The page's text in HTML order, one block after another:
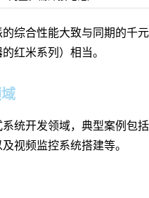
综合性能大致与同期的千
红米系列）相当。
统开发领域，典型案例包
视频监控系统搭建等。